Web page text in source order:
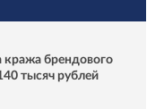
кража брендового
тысяч рублей